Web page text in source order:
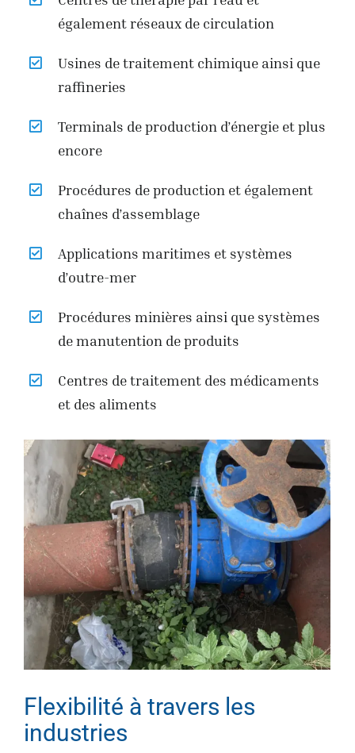
également réseaux de circulation
Usines de traitement chimique ainsi que
raffineries
Terminals de production d’énergie et plus
encore
Procédures de production et également
chaînes d’assemblage
Applications maritimes et systèmes
d’outre-mer
Procédures minières ainsi que systèmes
de manutention de produits
Centres de traitement des médicaments
et des aliments
Flexibilité à travers les
industries